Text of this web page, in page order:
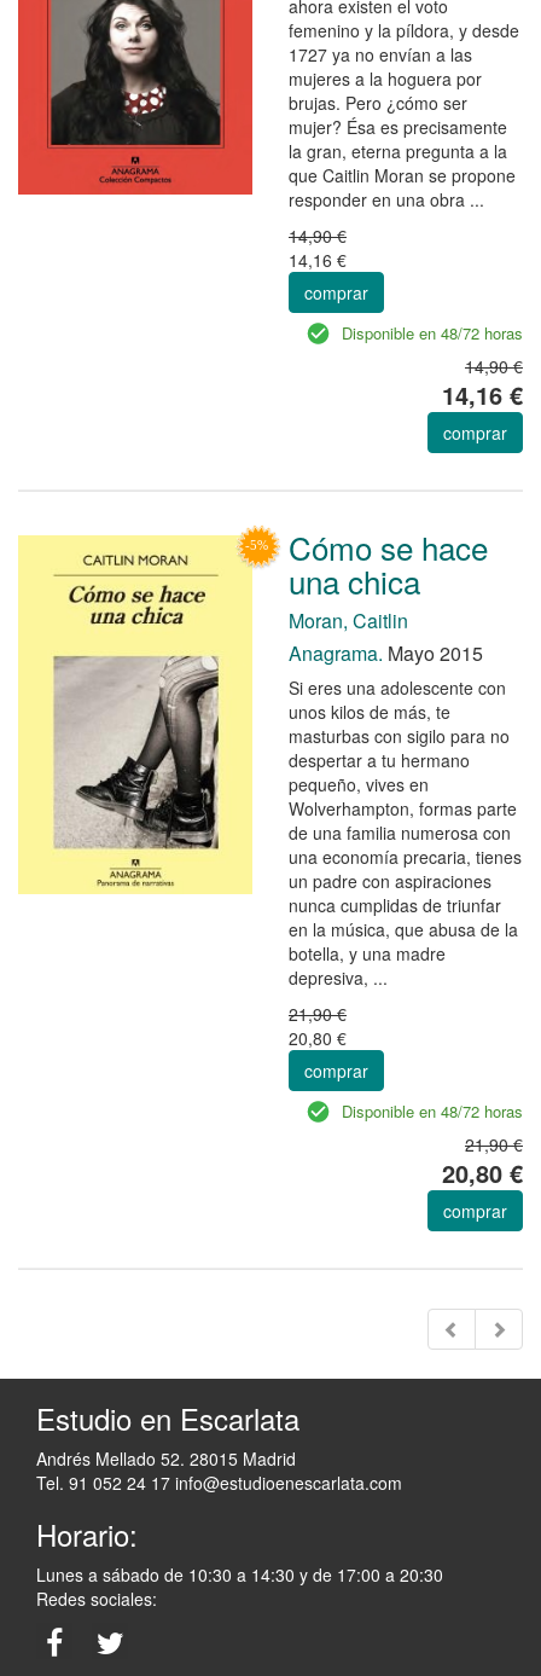
ahora existen el voto
femenino y la píldora, y desde
1727 ya no envían a las
mujeres a la hoguera por
brujas. Pero ¿cómo ser
mujer? Ésa es precisamente
la gran, eterna pregunta a la
que Caitlin Moran se propone
responder en una obra ...
14,90 €
14,16 €
comprar
Disponible en 48/72 horas
14,90 €
14,16 €
comprar
Cómo se hace
una chica
Moran, Caitlin
Anagrama. Mayo 2015
Si eres una adolescente con
unos kilos de más, te
masturbas con sigilo para no
despertar a tu hermano
pequeño, vives en
Wolverhampton, formas parte
de una familia numerosa con
una economía precaria, tienes
un padre con aspiraciones
nunca cumplidas de triunfar
en la música, que abusa de la
botella, y una madre
depresiva, ...
21,90 €
20,80 €
comprar
Disponible en 48/72 horas
21,90 €
20,80 €
comprar
Estudio en Escarlata
Andrés Mellado 52. 28015 Madrid
Tel. 91 052 24 17 info@estudioenescarlata.com
Horario:
Lunes a sábado de 10:30 a 14:30 y de 17:00 a 20:30
Redes sociales: